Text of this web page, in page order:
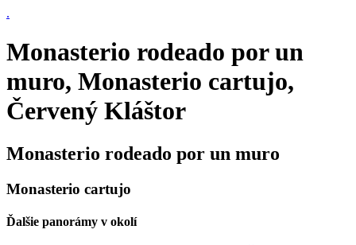
.
Monasterio rodeado por un
muro, Monasterio cartujo,
Červený Kláštor
Monasterio rodeado por un muro
Monasterio cartujo
Ďalšie panorámy v okolí